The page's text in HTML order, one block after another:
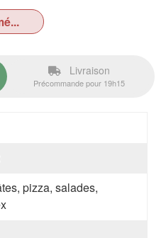
Livraison
Précommande pour 19h15
pizza, salades,